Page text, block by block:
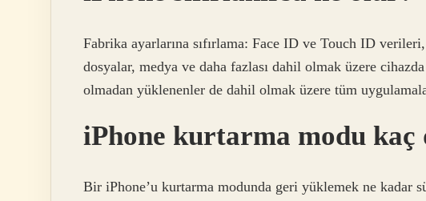
Fabrika ayarlarına sıfırlama: Face ID ve Touch ID
dosyalar, medya ve daha fazlası dahil olmak üzere
olmadan yüklenenler de dahil olmak üzere tüm
iPhone kurtarma modu kaç
Bir iPhone’u kurtarma modunda geri yüklemek ne kadar